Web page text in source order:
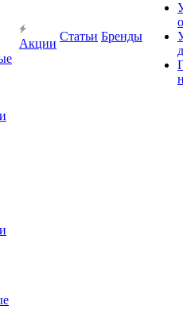
Акции
Статьи Бренды